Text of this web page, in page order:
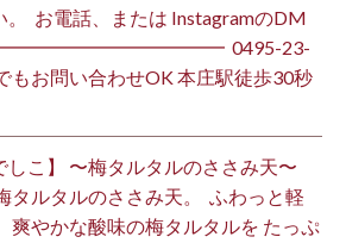
お電話、または InstagramのDM
️0495-23-
もお問い合わせOK 本庄駅徒歩30秒
しこ】 〜梅タルタルのささみ天〜
タルタルのささみ天。 ⁡ ふわっと軽
爽やかな酸味の梅タルタルを たっぷ